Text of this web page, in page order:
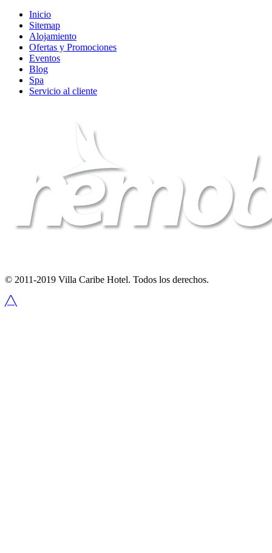
Inicio
Sitemap
Alojamiento
Ofertas y Promociones
Eventos
Blog
Spa
Servicio al cliente
© 2011-2019 Villa Caribe Hotel. Todos los derechos.
╱╲